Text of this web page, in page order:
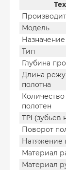
Модель
Назначение
Тип
Глубина
Длина
полотна
полотен
TPI (зубьев
Поворот
Натяжение
Материал
Материал